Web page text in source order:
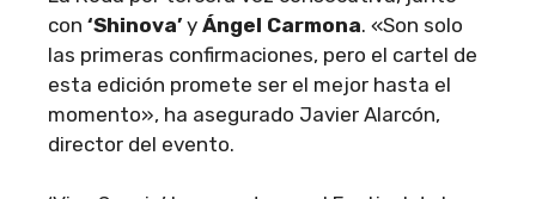
con ‘Shinova’ y Ángel Carmona. «Son solo
las primeras confirmaciones, pero el cartel de
esta edición promete ser el mejor hasta el
momento», ha asegurado Javier Alarcón,
director del evento.